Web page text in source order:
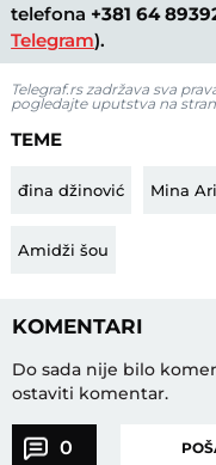
telefona +381 64
Telegram).
Telegraf.rs zadržava sva
pogledajte uputstva na
TEME
đina džinović Mina
Amidži šou
KOMENTARI
Do sada nije bilo
ostaviti komentar.
0